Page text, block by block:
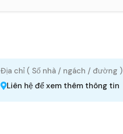
Địa chỉ ( Số nhà / ngách / đường )
Liên hệ để xem thêm thông tin